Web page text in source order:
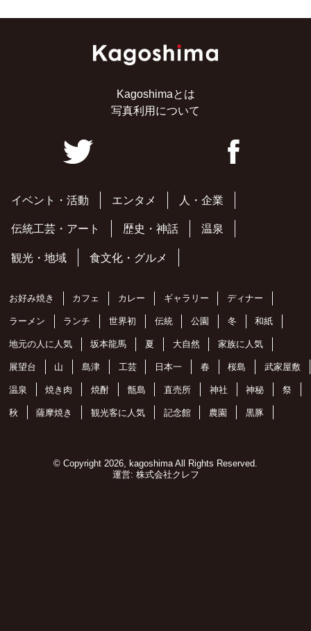
Kagoshimaとは
写真利用について
イベント・活動 エンタメ 人・企業
伝統工芸・アート 歴史・神話 温泉
観光・地域 食文化・グルメ
お好み焼き カフェ カレー ギャラリー ディナー
ラーメン ランチ 世界初 伝統 公園 冬 和紙
地元の人に人気 坂本龍馬 夏 大自然 家族に人気
展望台 山 島津 工芸 日本一 春 桜島 武家屋敷
温泉 焼き肉 焼酎 甑島 直売所 神社 神秘 祭
秋 薩摩焼き 観光客に人気 記念館 農園 黒豚
© Copyright 2026, kagoshima All Rights Reserved.
運営: 株式会社クレフ